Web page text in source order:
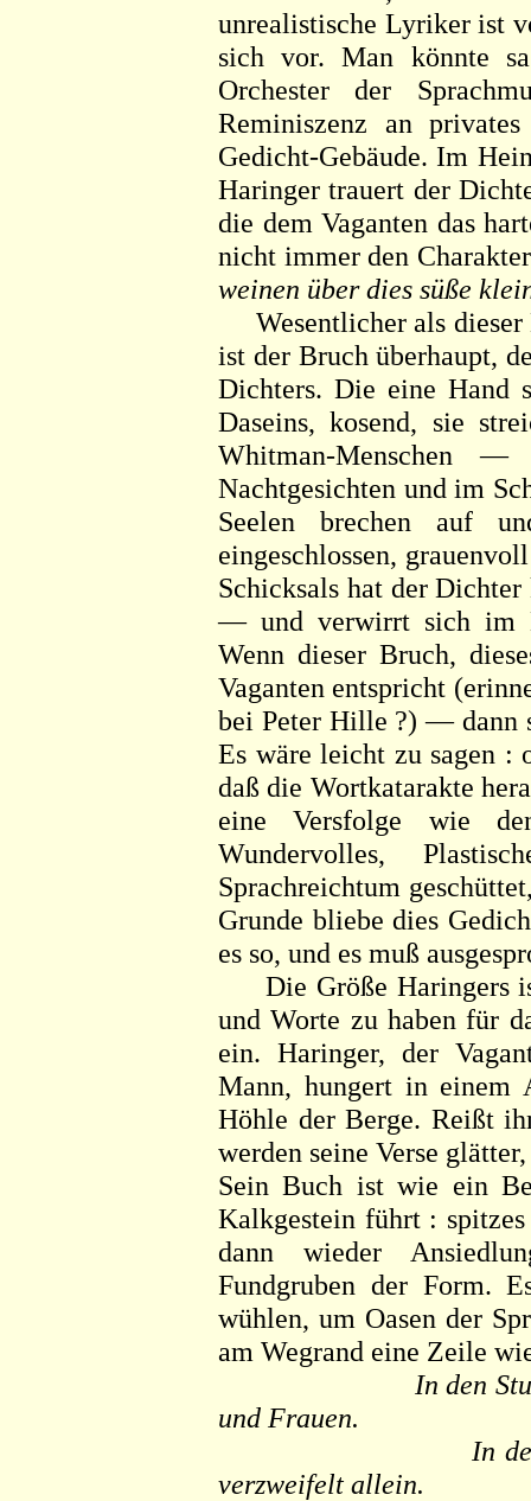
unrealistische Lyriker ist
sich vor. Man könnte
Orchester der
Reminiszenz an
Gedicht-Gebäude. Im
Haringer trauert der
die dem Vaganten das
nicht immer den
weinen über dies süße
Wesentlicher als dieser
ist der Bruch überhaupt,
Dichters. Die eine Hand
Daseins, kosend, sie
Whitman-
Nachtgesichten und im
Seelen brechen auf
eingeschlossen,
Schicksals hat der
— und verwirrt sich im
Wenn dieser Bruch,
Vaganten entspricht
bei Peter Hille ?) — dann
Es wäre leicht zu sagen :
daß die Wortkatarakte
eine Versfolge wie
Wundervolles,
Sprachreichtum
Grunde bliebe dies
es so, und es muß
Die Größe Haringers
und Worte zu haben für
ein. Haringer, der
Mann, hungert in einem
Höhle der Berge. Reißt
werden seine Verse
Sein Buch ist wie ein
Kalkgestein führt :
dann wieder
Fundgruben der Form.
wühlen, um Oasen der
am Wegrand eine Zeile
In den
und Frauen.
In
verzweifelt allein.